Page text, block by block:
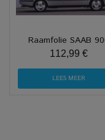
Raamfolie SAAB
112,99 €
LEES MEER